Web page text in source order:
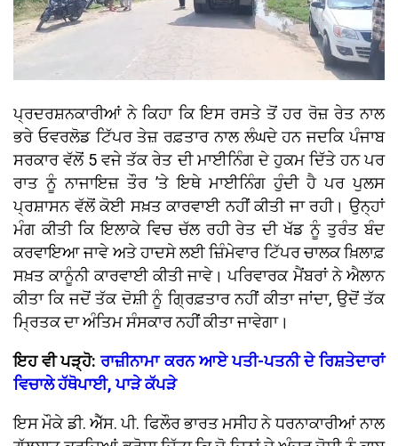
ਪ੍ਰਦਰਸ਼ਨਕਾਰੀਆਂ ਨੇ ਕਿਹਾ ਕਿ ਇਸ ਰਸਤੇ ਤੋਂ ਹਰ ਰੋਜ਼ ਰੇਤ ਨਾਲ
ਭਰੇ ਓਵਰਲੋਡ ਟਿੱਪਰ ਤੇਜ਼ ਰਫ਼ਤਾਰ ਨਾਲ ਲੰਘਦੇ ਹਨ ਜਦਕਿ ਪੰਜਾਬ
ਸਰਕਾਰ ਵੱਲੋਂ 5 ਵਜੇ ਤੱਕ ਰੇਤ ਦੀ ਮਾਈਨਿੰਗ ਦੇ ਹੁਕਮ ਦਿੱਤੇ ਹਨ ਪਰ
ਰਾਤ ਨੂੰ ਨਾਜਾਇਜ਼ ਤੌਰ ’ਤੇ ਇਥੇ ਮਾਈਨਿੰਗ ਹੁੰਦੀ ਹੈ ਪਰ ਪੁਲਸ
ਪ੍ਰਸ਼ਾਸਨ ਵੱਲੋਂ ਕੋਈ ਸਖ਼ਤ ਕਾਰਵਾਈ ਨਹੀਂ ਕੀਤੀ ਜਾ ਰਹੀ। ਉਨ੍ਹਾਂ
ਮੰਗ ਕੀਤੀ ਕਿ ਇਲਾਕੇ ਵਿਚ ਚੱਲ ਰਹੀ ਰੇਤ ਦੀ ਖੱਡ ਨੂੰ ਤੁਰੰਤ ਬੰਦ
ਕਰਵਾਇਆ ਜਾਵੇ ਅਤੇ ਹਾਦਸੇ ਲਈ ਜ਼ਿੰਮੇਵਾਰ ਟਿੱਪਰ ਚਾਲਕ ਖ਼ਿਲਾਫ਼
ਸਖ਼ਤ ਕਾਨੂੰਨੀ ਕਾਰਵਾਈ ਕੀਤੀ ਜਾਵੇ। ਪਰਿਵਾਰਕ ਮੈਂਬਰਾਂ ਨੇ ਐਲਾਨ
ਕੀਤਾ ਕਿ ਜਦੋਂ ਤੱਕ ਦੋਸ਼ੀ ਨੂੰ ਗ੍ਰਿਫ਼ਤਾਰ ਨਹੀਂ ਕੀਤਾ ਜਾਂਦਾ, ਉਦੋਂ ਤੱਕ
ਮ੍ਰਿਤਕ ਦਾ ਅੰਤਿਮ ਸੰਸਕਾਰ ਨਹੀਂ ਕੀਤਾ ਜਾਵੇਗਾ।
ਇਹ ਵੀ ਪੜ੍ਹੋ:ਰਾਜ਼ੀਨਾਮਾ ਕਰਨ ਆਏ ਪਤੀ-ਪਤਨੀ ਦੇ ਰਿਸ਼ਤੇਦਾਰਾਂ
ਵਿਚਾਲੇ ਹੱਥੋਪਾਈ, ਪਾੜੇ ਕੱਪੜੇ
ਇਸ ਮੌਕੇ ਡੀ. ਐੱਸ. ਪੀ. ਫਿਲੌਰ ਭਾਰਤ ਮਸੀਹ ਨੇ ਧਰਨਾਕਾਰੀਆਂ ਨਾਲ